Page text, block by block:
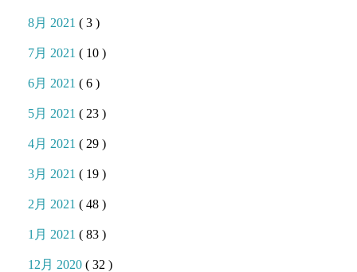
8月 2021( 3 )
7月 2021( 10 )
6月 2021( 6 )
5月 2021( 23 )
4月 2021( 29 )
3月 2021( 19 )
2月 2021( 48 )
1月 2021( 83 )
12月 2020( 32 )